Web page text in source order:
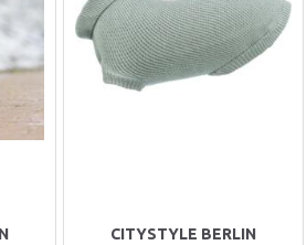
CITYSTYLE BERLIN